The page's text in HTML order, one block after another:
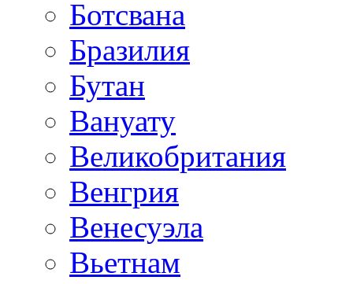
Ботсвана
Бразилия
Бутан
Вануату
Великобритания
Венгрия
Венесуэла
Вьетнам